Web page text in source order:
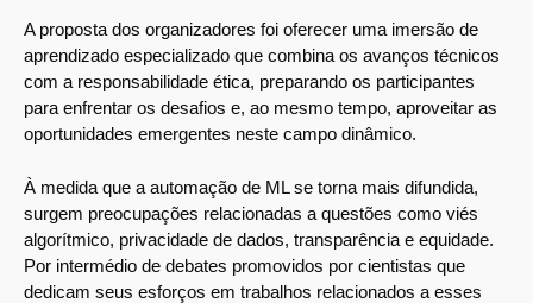
A proposta dos organizadores foi oferecer uma imersão de
aprendizado especializado que combina os avanços técnicos
com a responsabilidade ética, preparando os participantes
para enfrentar os desafios e, ao mesmo tempo, aproveitar as
oportunidades emergentes neste campo dinâmico.
À medida que a automação de ML se torna mais difundida,
surgem preocupações relacionadas a questões como viés
algorítmico, privacidade de dados, transparência e equidade.
Por intermédio de debates promovidos por cientistas que
dedicam seus esforços em trabalhos relacionados a esses